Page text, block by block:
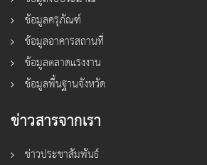
ข้อมูลครุภัณฑ์
ข้อมูลอาคารสถานที่
ข้อมูลตลาดแรงงาน
ข้อมูลพื้นฐานจังหวัด
ข่าวสารจากเรา
ข่าวประชาสัมพันธ์